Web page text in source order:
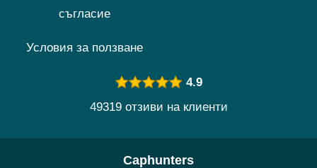
съгласие
Условия за ползване
4.9
49319 отзиви на клиенти
Caphunters